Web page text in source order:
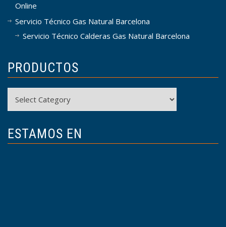
Online
Servicio Técnico Gas Natural Barcelona
Servicio Técnico Calderas Gas Natural Barcelona
PRODUCTOS
ESTAMOS EN